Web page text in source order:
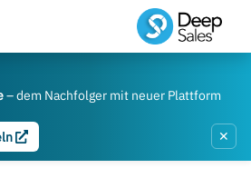
– dem Nachfolger mit neuer Plattform
✕